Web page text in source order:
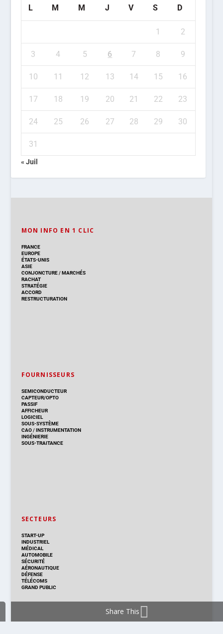
L M M J V S D
1 2
3 4 5 6 7 8 9
10 11 12 13 14 15 16
17 18 19 20 21 22 23
24 25 26 27 28 29 30
31
« Juil
MON INFO EN 1 CLIC
FRANCE
EUROPE
ÉTATS-UNIS
ASIE
CONJONCTURE/MARCHÉS
RACHAT
STRATÉGIE
ACCORD
RESTRUCTURATION
FOURNISSEURS
SEMICONDUCTEUR
CAPTEUR/OPTO
PASSIF
AFFICHEUR
LOGICIEL
SOUS-SYSTÈME
CAO/INSTRUMENTATION
INGÉNIERIE
SOUS-TRAITANCE
SECTEURS
START-UP
INDUSTRIEL
MÉDICAL
AUTOMOBILE
SÉCURITÉ
AÉRONAUTIQUE
DÉFENSE
TÉLÉCOMS
GRAND PUBLIC
Share This